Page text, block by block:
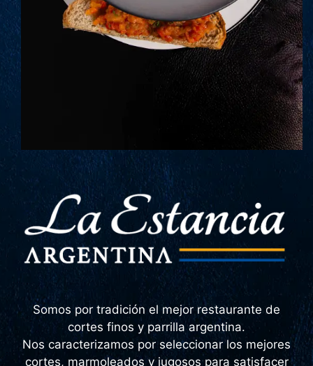
Somos por tradición el mejor restaurante de
cortes finos y parrilla argentina.
Nos caracterizamos por seleccionar los mejores
cortes, marmoleados y jugosos para satisfacer